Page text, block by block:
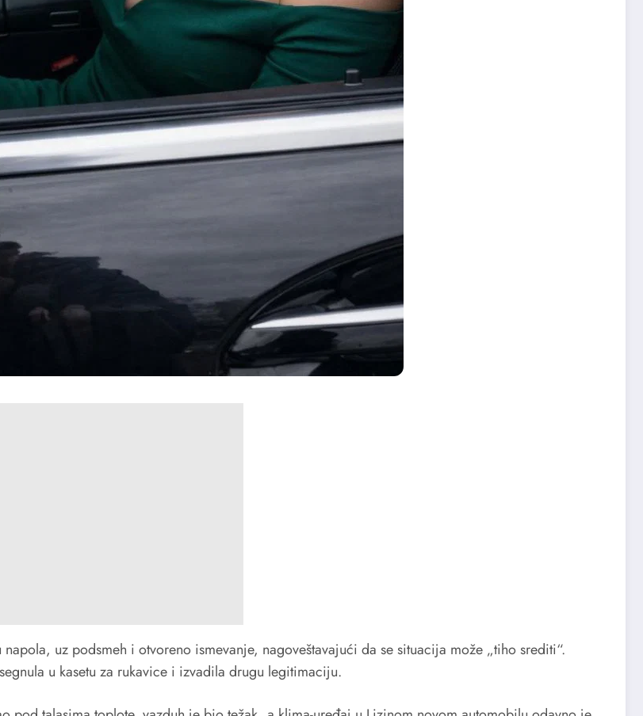
uz podsmeh i otvoreno ismevanje, nagoveštavajući da se situacija može „tiho srediti“.
u kasetu za rukavice i izvadila drugu legitimaciju.